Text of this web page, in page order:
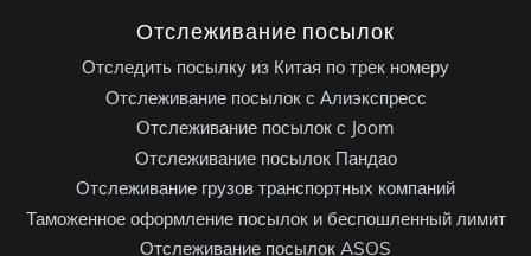
Отслеживание посылок
Отследить посылку из Китая по трек номеру
Отслеживание посылок с Алиэкспресс
Отслеживание посылок с Joom
Отслеживание посылок Пандао
Отслеживание грузов транспортных компаний
Таможенное оформление посылок и беспошленный лимит
Отслеживание посылок ASOS